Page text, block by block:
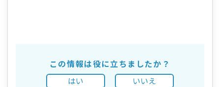
この情報は役に立ちましたか？
はい
いいえ